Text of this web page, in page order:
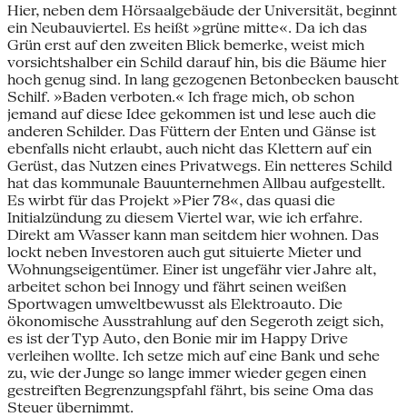
Hier, neben dem Hörsaalgebäude der Universität, beginnt
ein Neubauviertel. Es heißt »grüne mitte«. Da ich das
Grün erst auf den zweiten Blick bemerke, weist mich
vorsichtshalber ein Schild darauf hin, bis die Bäume hier
hoch genug sind. In lang gezogenen Betonbecken bauscht
Schilf. »Baden verboten.« Ich frage mich, ob schon
jemand auf diese Idee gekommen ist und lese auch die
anderen Schilder. Das Füttern der Enten und Gänse ist
ebenfalls nicht erlaubt, auch nicht das Klettern auf ein
Gerüst, das Nutzen eines Privatwegs. Ein netteres Schild
hat das kommunale Bauunternehmen Allbau aufgestellt.
Es wirbt für das Projekt »Pier 78«, das quasi die
Initialzündung zu diesem Viertel war, wie ich erfahre.
Direkt am Wasser kann man seitdem hier wohnen. Das
lockt neben Investoren auch gut situierte Mieter und
Wohnungseigentümer. Einer ist ungefähr vier Jahre alt,
arbeitet schon bei Innogy und fährt seinen weißen
Sportwagen umweltbewusst als Elektroauto. Die
ökonomische Ausstrahlung auf den Segeroth zeigt sich,
es ist der Typ Auto, den Bonie mir im Happy Drive
verleihen wollte. Ich setze mich auf eine Bank und sehe
zu, wie der Junge so lange immer wieder gegen einen
gestreiften Begrenzungspfahl fährt, bis seine Oma das
Steuer übernimmt.